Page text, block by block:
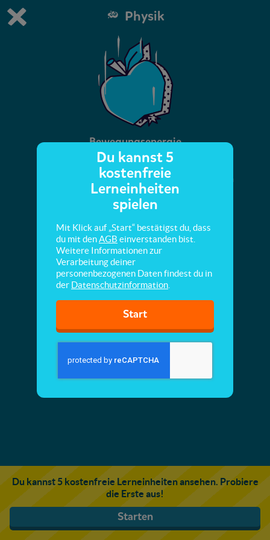
Du spielst die kostenfreie Testversion von scoyo.
Jetzt bestellen
1
Physik
Bewegungsenergie
In dieser Mission lernst du, welche Energie ein
bewegtes Objekt hat.
Du kannst 5 kostenfreie Lerneinheiten ansehen. Probiere
die Erste aus!
Starten
Du kannst 5
kostenfreie
Lerneinheiten
spielen
Mit Klick auf „Start“ bestätigst du, dass
du mit denAGB einverstanden bist.
Weitere Informationen zur
Verarbeitung deiner
personenbezogenen Daten findest du in
der Datenschutzinformation
Start